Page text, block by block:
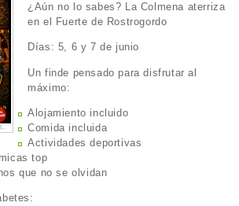
¿Aún no lo sabes? La Colmena aterriza
en el Fuerte de Rostrogordo
Días: 5, 6 y 7 de junio
Un finde pensado para disfrutar al
máximo:
Alojamiento incluido
Comida incluida
Actividades deportivas
top
que no se olvidan